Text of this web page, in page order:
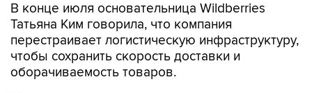
В конце июля основательница Wildberries
Татьяна Ким говорила, что компания
перестраивает логистическую инфраструктуру,
чтобы сохранить скорость доставки и
оборачиваемость товаров.